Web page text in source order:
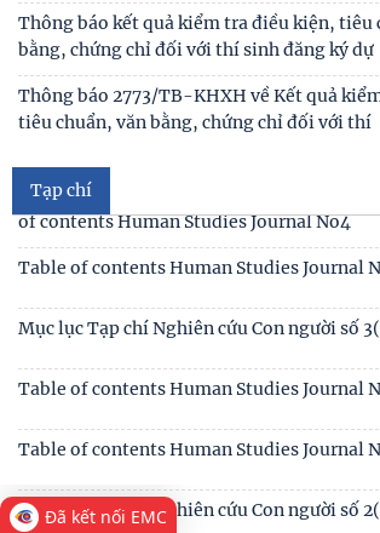
Công khai thông tin nhiệm vụ cấp Cơ sở
Thư mời viết bài hội thảo khoa học thường
cứu con người “NÂNG CAO CHẤT LƯỢNG
Thông báo triệu tập thí sinh đủ điều kiện,
gia sát hạch trình độ hiểu biết chung
Thông báo kết quả kiểm tra điều kiện, tiêu
bằng, chứng chỉ đối với thí sinh đăng ký dự
Thông báo 2773/TB-KHXH về Kết quả
tiêu chuẩn, văn bằng, chứng chỉ đối với thí
Mục lục tạp chí Nghiên cứu Con người số 6
Mục lục tạp chí Nghiên cứu Con người số 5
of contents Human Studies Journal No5
of contents Human Studies Journal No4
Đã kết nối EMC